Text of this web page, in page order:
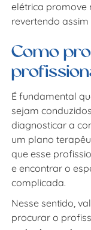
elétrica promove
revertendo
Como
É fundamental
sejam
diagnosticar a
um plano
que esse
e encontrar o
complicada.
Nesse sentido,
procurar o